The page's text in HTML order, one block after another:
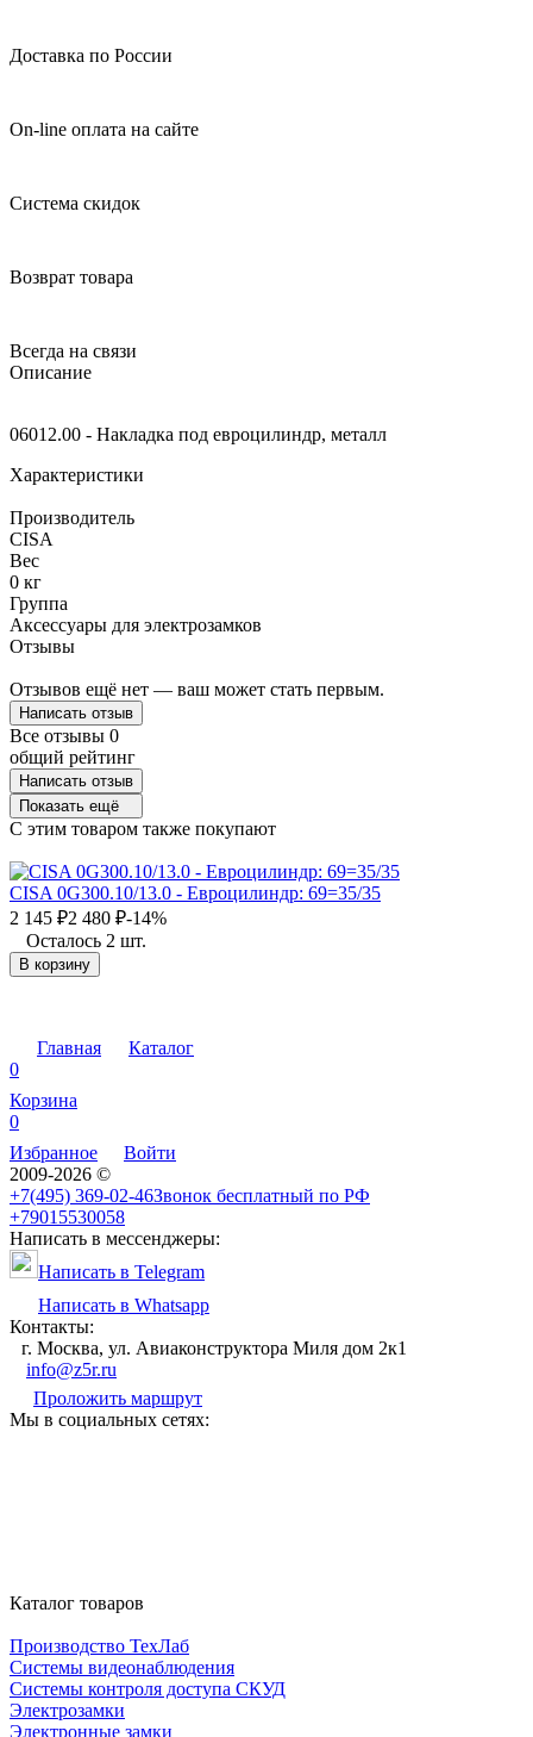
Доставка по России
On-line оплата на сайте
Система скидок
Возврат товара
Всегда на связи
Описание
06012.00 - Накладка под евроцилиндр, металл
Характеристики
Производитель
CISA
Вес
0 кг
Группа
Аксессуары для электрозамков
Отзывы
Отзывов ещё нет — ваш может стать первым.
Написать отзыв
Все отзывы 0
общий рейтинг
Написать отзыв
Показать ещё
C этим товаром также покупают
CISA 0G300.10/13.0 - Евроцилиндр: 69=35/35
2 145 ₽2 480 ₽-14%
Осталось 2 шт.
В корзину
Главная
Каталог
0
Корзина
0
Избранное
Войти
2009-2026 ©
+7(495) 369-02-46Звонок бесплатный по РФ
+79015530058
Написать в мессенджеры:
Написать в Telegram
Написать в Whatsapp
Контакты:
г. Москва, ул. Авиаконструктора Миля дом 2к1
info@z5r.ru
Проложить маршрут
Мы в социальных сетях:
Каталог товаров
Производство ТехЛаб
Системы видеонаблюдения
Системы контроля доступа СКУД
Электрозамки
Электронные замки